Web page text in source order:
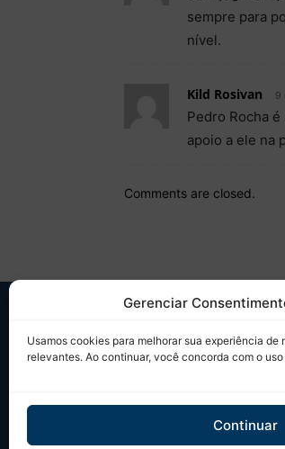
Gerenciar
Usamos cookies para melhorar sua experiência
relevantes. Ao continuar, você concorda com o
Continuar
sempre para
nível.
Kild Rosivan 9
Pedro Rocha
apoio a ele na
Comments are closed.